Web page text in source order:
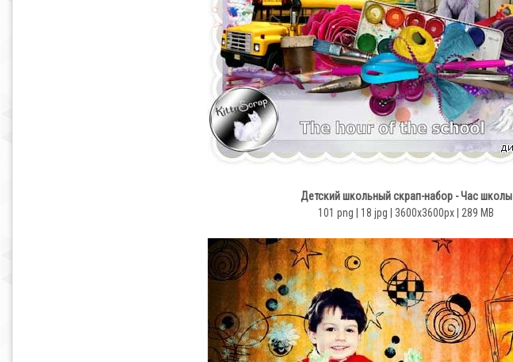
Детский школьный скрап-набор - Час школы
101 png | 18 jpg | 3600x3600px | 289 MB